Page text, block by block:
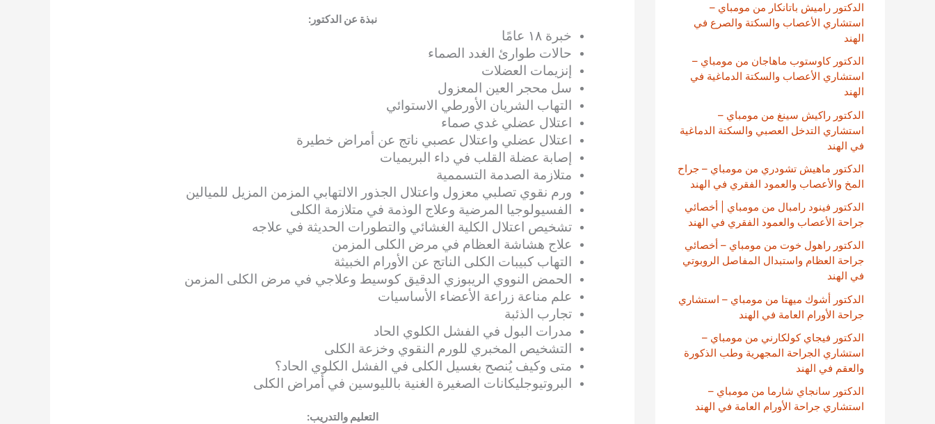
الدكتور راميش باتانكار من مومباي –
استشاري الأعصاب والسكتة والصرع في
الهند
الدكتور كاوستوب ماهاجان من مومباي –
استشاري الأعصاب والسكتة الدماغية في
الهند
الدكتور راكيش سينغ من مومباي –
استشاري التدخل العصبي والسكتة الدماغية
في الهند
الدكتور ماهيش تشودري من مومباي – جراح
المخ والأعصاب والعمود الفقري في الهند
الدكتور فينود رامبال من مومباي | أخصائي
جراحة الأعصاب والعمود الفقري في الهند
الدكتور راهول خوت من مومباي – أخصائي
جراحة العظام واستبدال المفاصل الروبوتي
في الهند
الدكتور أشوك ميهتا من مومباي – استشاري
جراحة الأورام العامة في الهند
الدكتور فيجاي كولكارني من مومباي –
استشاري الجراحة المجهرية وطب الذكورة
والعقم في الهند
الدكتور سانجاي شارما من مومباي –
استشاري جراحة الأورام العامة في الهند
نبذة عن الدكتور:
خبرة ١٨ عامًا
حالات طوارئ الغدد الصماء
إنزيمات العضلات
سل محجر العين المعزول
التهاب الشريان الأورطي الاستوائي
اعتلال عضلي غدي صماء
اعتلال عضلي واعتلال عصبي ناتج عن أمراض خطيرة
إصابة عضلة القلب في داء البريميات
متلازمة الصدمة التسممية
ورم نقوي تصلبي معزول واعتلال الجذور الالتهابي المزمن المزيل للميالين
الفسيولوجيا المرضية وعلاج الوذمة في متلازمة الكلى
تشخيص اعتلال الكلية الغشائي والتطورات الحديثة في علاجه
علاج هشاشة العظام في مرض الكلى المزمن
التهاب كبيبات الكلى الناتج عن الأورام الخبيثة
الحمض النووي الريبوزي الدقيق كوسيط وعلاجي في مرض الكلى المزمن
علم مناعة زراعة الأعضاء الأساسيات
تجارب الذئبة
مدرات البول في الفشل الكلوي الحاد
التشخيص المخبري للورم النقوي وخزعة الكلى
متى وكيف يُنصح بغسيل الكلى في الفشل الكلوي الحاد؟
البروتيوجليكانات الصغيرة الغنية بالليوسين في أمراض الكلى
التعليم والتدريب: